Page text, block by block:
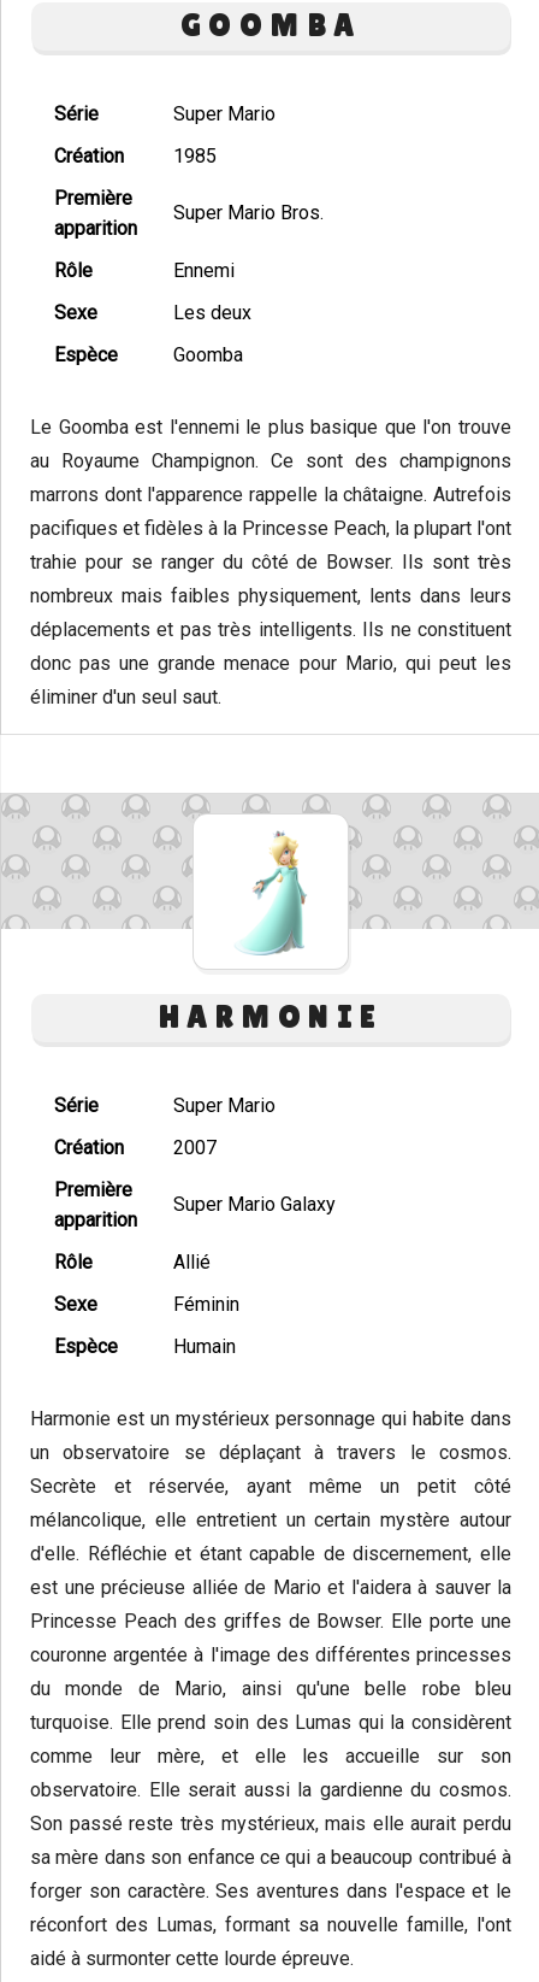
GOOMBA
Série
Super Mario
Création
1985
Première
apparition
Super Mario Bros.
Rôle
Ennemi
Sexe
Les deux
Espèce
Goomba
Le Goomba est l'ennemi le plus basique que l'on trouve
au Royaume Champignon. Ce sont des champignons
marrons dont l'apparence rappelle la châtaigne. Autrefois
pacifiques et fidèles à la Princesse Peach, la plupart l'ont
trahie pour se ranger du côté de Bowser. Ils sont très
nombreux mais faibles physiquement, lents dans leurs
déplacements et pas très intelligents. Ils ne constituent
donc pas une grande menace pour Mario, qui peut les
éliminer d'un seul saut.
HARMONIE
Série
Super Mario
Création
2007
Première
apparition
Super Mario Galaxy
Rôle
Allié
Sexe
Féminin
Espèce
Humain
Harmonie est un mystérieux personnage qui habite dans
un observatoire se déplaçant à travers le cosmos.
Secrète et réservée, ayant même un petit côté
mélancolique, elle entretient un certain mystère autour
d'elle. Réfléchie et étant capable de discernement, elle
est une précieuse alliée de Mario et l'aidera à sauver la
Princesse Peach des griffes de Bowser. Elle porte une
couronne argentée à l'image des différentes princesses
du monde de Mario, ainsi qu'une belle robe bleu
turquoise. Elle prend soin des Lumas qui la considèrent
comme leur mère, et elle les accueille sur son
observatoire. Elle serait aussi la gardienne du cosmos.
Son passé reste très mystérieux, mais elle aurait perdu
sa mère dans son enfance ce qui a beaucoup contribué à
forger son caractère. Ses aventures dans l'espace et le
réconfort des Lumas, formant sa nouvelle famille, l'ont
aidé à surmonter cette lourde épreuve.